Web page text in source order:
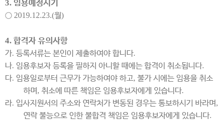
3. 임용예정시기
○ 2019.12.23.(월)
4. 합격자 유의사항
가. 등록서류는 본인이 제출하여야 합니다.
나. 임용후보자 등록을 필하지 아니할 때에는 합격이 취소됩니다.
다. 임용일로부터 근무가 가능하여야 하고, 불가 시에는 임용을 취소
하며 ,취소에 따른 책임은 임용후보자에게 있습니다.
라. 입사지원서의 주소와 연락처가 변동된 경우는 통보하시기 바라며 ,
연락 불능으로 인한 불합격 책임은 임용후보자에게 있습니다.